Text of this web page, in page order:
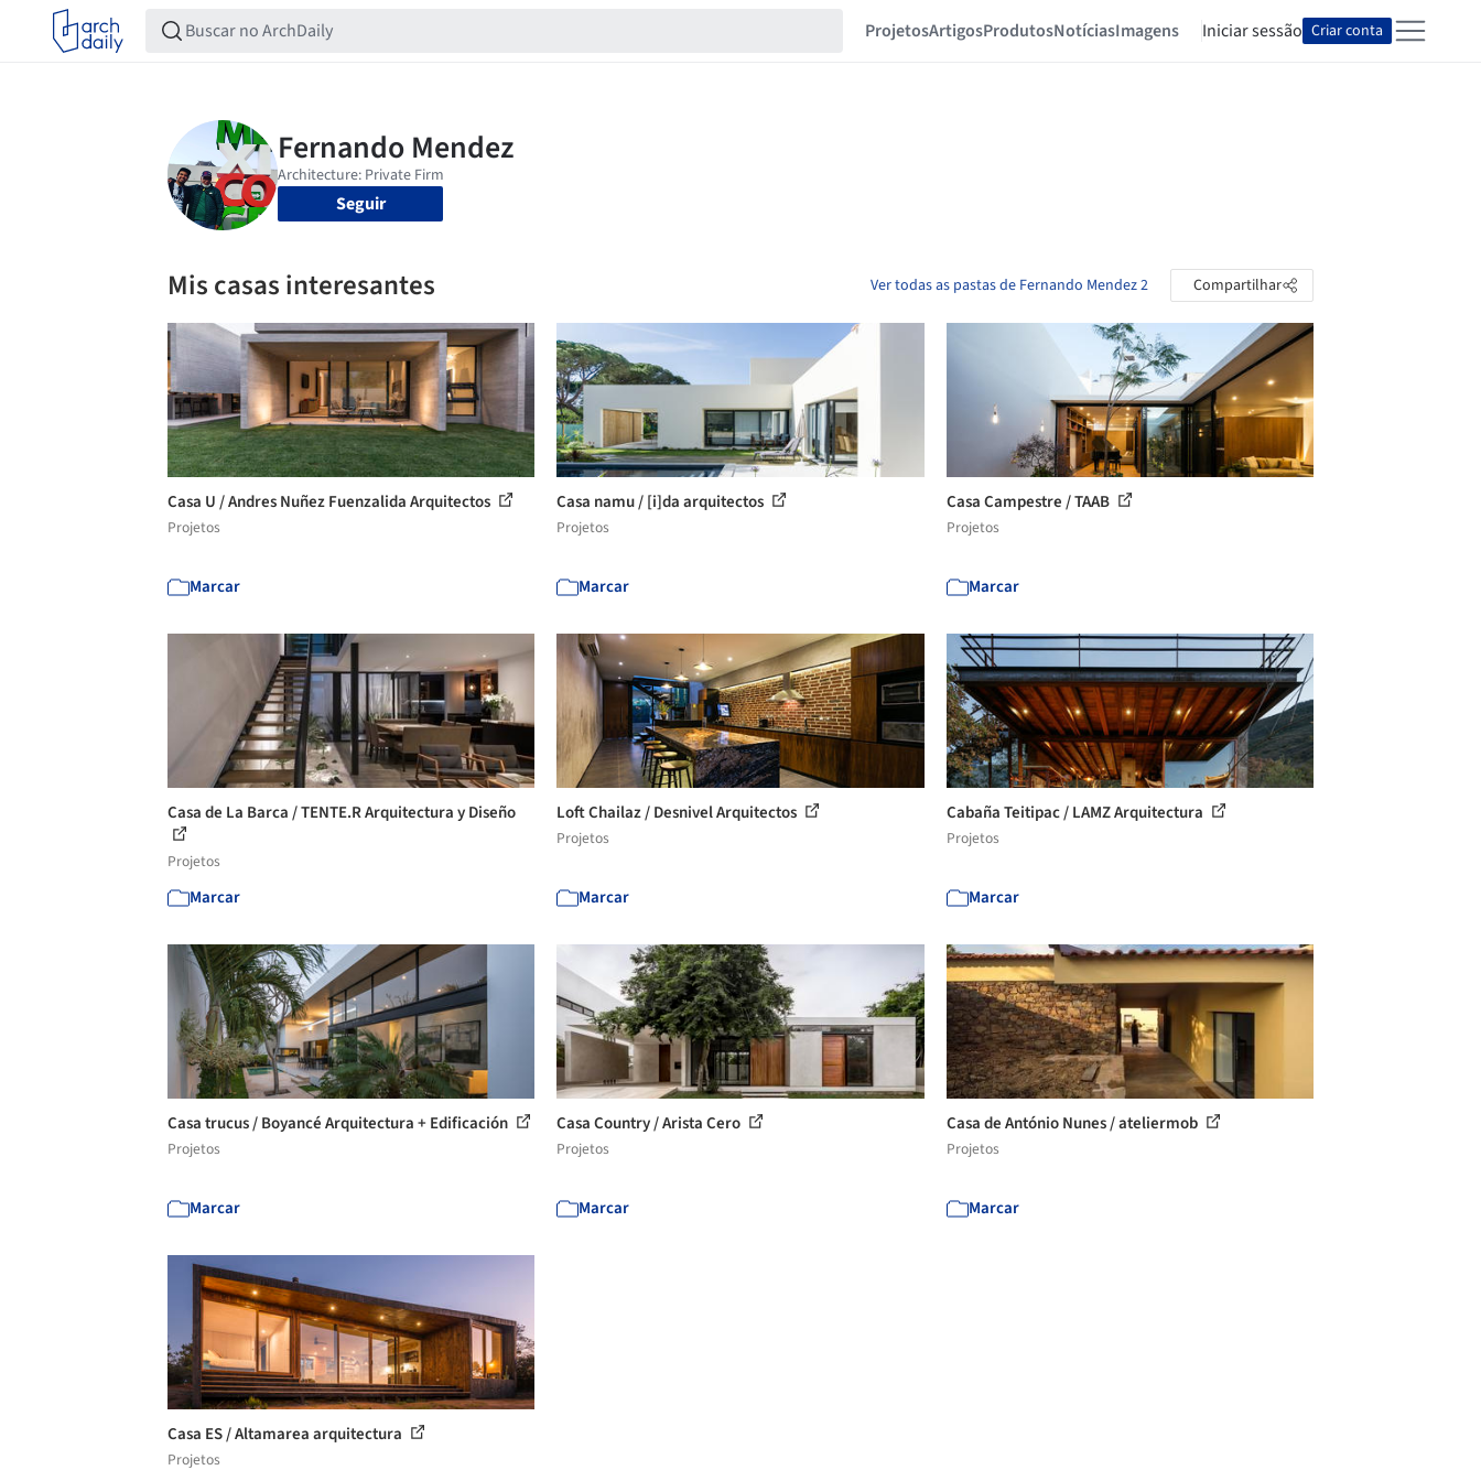
ProjetosArtigosProdutosNotíciasImagens Iniciar sessão Criar conta
Seguir
Mis casas interesantes Ver todas as pastas de Fernando Mendez 2 Compartilhar
Casa U / Andres Nuñez Fuenzalida Arquitectos
Projetos
Marcar
Casa namu / [i]da arquitectos
Projetos
Marcar
Casa Campestre / TAAB
Projetos
Marcar
Casa de La Barca / TENTE.R Arquitectura y Diseño
Projetos
Marcar
Loft Chailaz / Desnivel Arquitectos
Projetos
Marcar
Cabaña Teitipac / LAMZ Arquitectura
Projetos
Marcar
Casa trucus / Boyancé Arquitectura + Edificación
Projetos
Marcar
Casa Country / Arista Cero
Projetos
Marcar
Casa de António Nunes / ateliermob
Projetos
Marcar
Casa ES / Altamarea arquitectura
Projetos